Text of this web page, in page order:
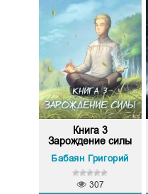
Книга 3
Зарождение силы
Бабаян Григорий
307